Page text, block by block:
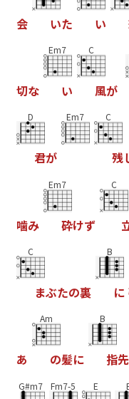
会 いた い
切な
Em7
い
C
風が
D
君が
Em7 C
残
噛み
Em7
砕けず
C
C
まぶたの裏
B
に
あ
Am
の髪に
B
指先
G#m7 Fm7-5 E